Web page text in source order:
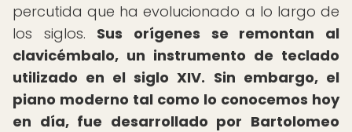
percutida que ha evolucionado a lo largo de
los siglos. Sus orígenes se remontan al
clavicémbalo, un instrumento de teclado
utilizado en el siglo XIV. Sin embargo, el
piano moderno tal como lo conocemos hoy
en día, fue desarrollado por Bartolomeo